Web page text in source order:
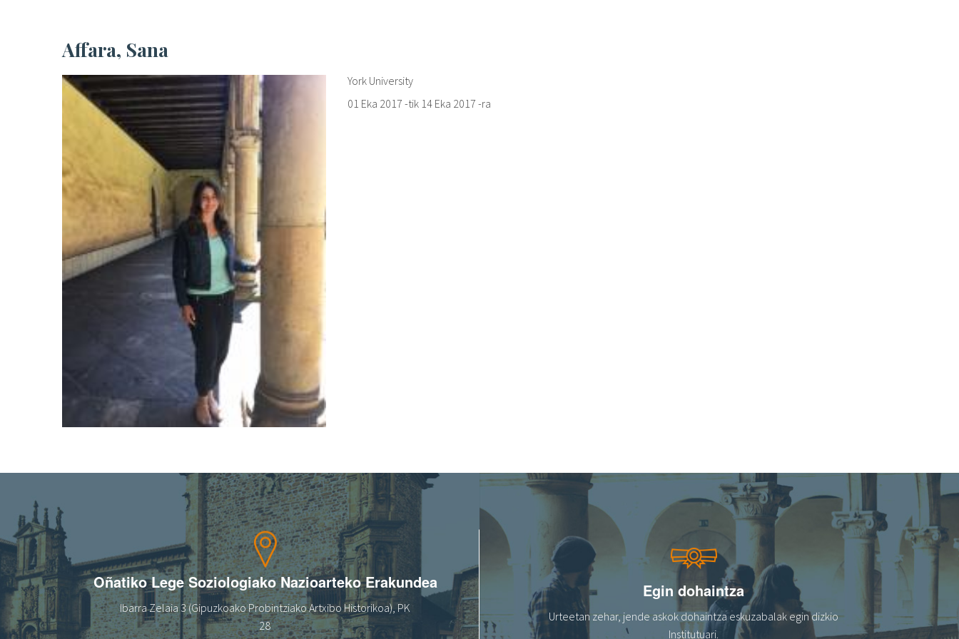
Affara, Sana
York University
01 Eka 2017 -tik 14 Eka 2017 -ra
Oñatiko Lege Soziologiako Nazioarteko Erakundea
Ibarra Zelaia 3 (Gipuzkoako Probintziako Artxibo Historikoa), PK
28
Egin dohaintza
Urteetan zehar, jende askok dohaintza eskuzabalak egin dizkio
Institutuari.